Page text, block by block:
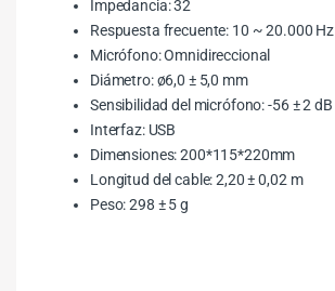
Impedancia: 32
Respuesta frecuente: 10 ~ 20.000 Hz
Micrófono: Omnidireccional
Diámetro: ø6,0 ± 5,0 mm
Sensibilidad del micrófono: -56 ± 2 dB
Interfaz: USB
Dimensiones: 200*115*220mm
Longitud del cable: 2,20 ± 0,02 m
Peso: 298 ± 5 g